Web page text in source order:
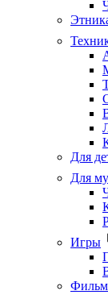
Для
Для
Игры